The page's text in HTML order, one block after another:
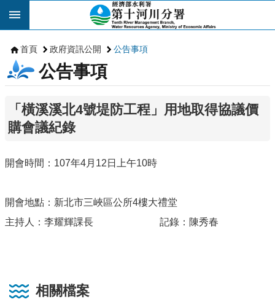
跳到主要內容區塊
首頁 政府資訊公開 公告事項
公告事項
「橫溪溪北4號堤防工程」用地取得協議價
購會議紀錄
開會時間： 107年4月 12 日上午10時
開會地點：新北市三峽區公所4樓大禮堂
主持人：李耀輝課長
記錄：陳秀春
相關檔案